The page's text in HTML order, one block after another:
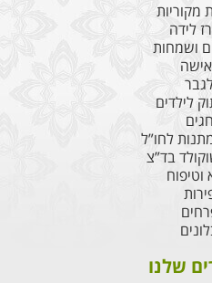
מקוריות
לידה
ושמחות
לילדים
חגים
לחו”ל
בד”צ
וטיפוח
שלנו